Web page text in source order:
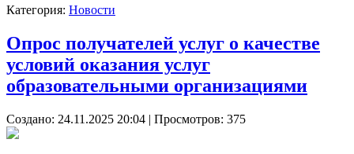
Категория: Новости
Опрос получателей услуг о качестве
условий оказания услуг
образовательными организациями
Создано: 24.11.2025 20:04 | Просмотров: 375